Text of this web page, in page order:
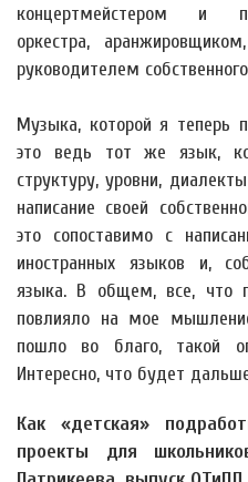
концертмейстером и
оркестра,
руководителем
Музыка, которой я теперь
это ведь тот же язык,
структуру, уровни,
написание своей
это сопоставимо с
иностранных языков и,
языка. В общем, все, что
повлияло на мое
пошло во благо, такой
Интересно, что будет
Как «детская»
проекты для